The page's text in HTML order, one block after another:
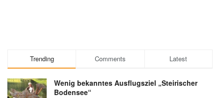
Trending Comments Latest
Wenig bekanntes Ausflugsziel „Steirischer
Bodensee“